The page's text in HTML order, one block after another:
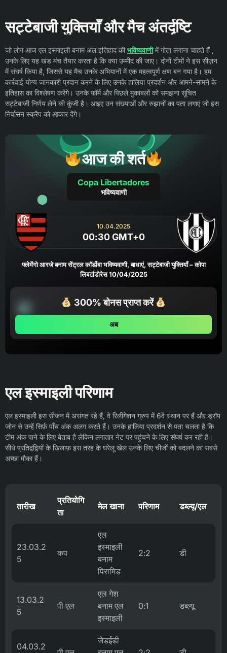
सट्टेबाजी युक्तियाँ और मैच अंतर्दृष्टि
जो लोग आज एल इस्माइली बनाम अल इत्तिहाद कीभविष्यवाणीमें गोता लगाना चाहते हैं ,
उनके लिए यह खंड मंच तैयार करता है कि क्या उम्मीद की जाए। दोनों टीमों ने इस सीज़न
में संघर्ष किया है, जिससे यह मैच उनके अभियानों में एक महत्वपूर्ण क्षण बन गया है। हम
कार्रवाई योग्य जानकारी प्रदान करने के लिए उनके हालिया प्रदर्शन और आमने-सामने के
इतिहास का विश्लेषण करेंगे। उनके फॉर्म और पिछले मुकाबलों को समझना सूचित
सट्टेबाजी निर्णय लेने की कुंजी है। आइए उन संख्याओं और रुझानों का पता लगाएं जो इस
निर्वासन स्क्रैप को आकार देंगे।
आज की शर्त
Copa Libertadores
भविष्यवाणी
10.04.2025
00:30 GMT+0
फ्लेमेंगो आरजे बनाम सेंट्रल कॉर्डोबा भविष्यवाणी, बाधाएं, सट्टेबाजी युक्तियाँ – कोपा
लिबर्टाडोरेस 10/04/2025
300% बोनस प्राप्त करें
अब
एल इस्माइली परिणाम
एल इस्माइली इस सीजन में असंगत रहे हैं, वे रिलीगेशन ग्रुप में 6वें स्थान पर हैं और ड्रॉप
जोन से उन्हें सिर्फ़ पाँच अंक अलग करते हैं। उनके हालिया प्रदर्शन से पता चलता है कि
टीम अंक पाने के लिए बेताब है लेकिन लगातार नेट पर पहुंचने के लिए संघर्ष कर रही है।
सीधे प्रतिद्वंद्वियों के खिलाफ़ इस तरह के घरेलू खेल उनके लिए चीजों को बदलने का सबसे
अच्छा मौका हैं।
तारीख
प्रतियोगि
ता
मेल खाना परिणाम डब्ल्यू/एल
23.03.2
5
कप
एल
इस्माइली
बनाम
पिरामिड
2:2 डी
13.03.2
5
पी एल
एल गेश
बनाम एल
इस्माइली
0:1 डब्ल्यू
04.03.2
जेडईडी